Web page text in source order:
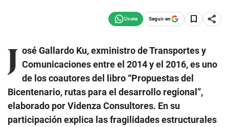
Seguir en
J osé Gallardo Ku, exministro de Transportes y
Comunicaciones entre el 2014 y el 2016, es uno
de los coautores del libro “Propuestas del
Bicentenario, rutas para el desarrollo regional”,
elaborado por Videnza Consultores. En su
participación explica las fragilidades estructurales